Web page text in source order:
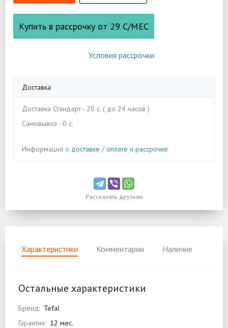
Купить в рассрочку от 29 С/МЕС
Условия рассрочки
Доставка
Доставка Стандарт - 20 c. ( до 24 часов )
Самовывоз - 0 c.
Информация о доставке /оплате и рассрочке
Рассказать друзьям
Характеристики Комментарии Наличие
Остальные характеристики
Бренд: Tefal
Гарантия: 12 мес.